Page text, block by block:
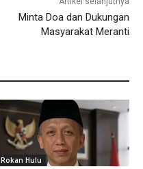
Minta Doa dan Dukungan
Masyarakat Meranti
Rokan Hulu